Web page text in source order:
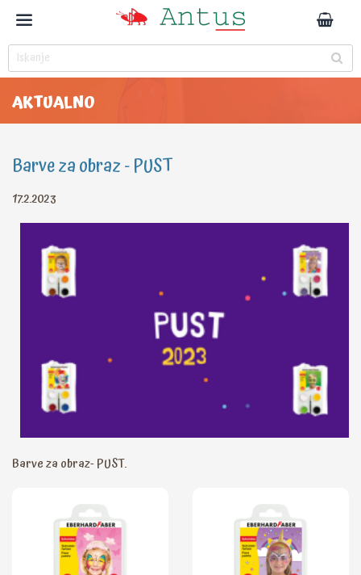
AKTUALNO
Barve za obraz - PUST
17.2.2023
Barve za obraz- PUST.